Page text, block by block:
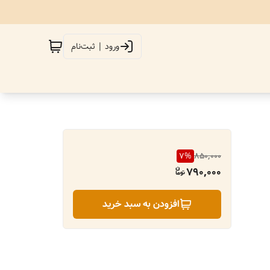
ورود | ثبت‌نام
850,000
7%
790,000
افزودن به سبد خرید